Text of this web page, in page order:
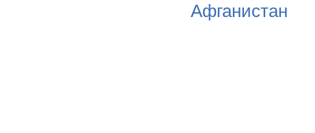
Афганистан